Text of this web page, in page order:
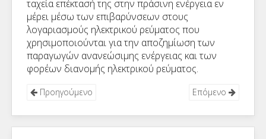
ταχεία επέκτασή της στην πράσινη ενέργεια εν
μέρει μέσω των επιβαρύνσεων στους
λογαριασμούς ηλεκτρικού ρεύματος που
χρησιμοποιούνται για την αποζημίωση των
παραγωγών ανανεώσιμης ενέργειας και των
φορέων διανομής ηλεκτρικού ρεύματος.
Προηγούμενο Επόμενο